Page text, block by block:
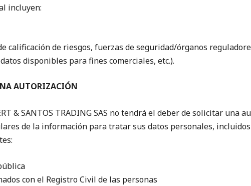
incluyen:
calificación de riesgos, fuerzas de seguridad/órganos
disponibles para fines comerciales, etc.).
AUTORIZACIÓN
& SANTOS TRADING SAS no tendrá el deber de solicitar una
de la información para tratar sus datos personales,
con el Registro Civil de las personas